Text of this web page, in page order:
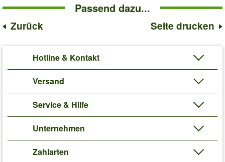
Passend dazu...
Zurück Seite drucken
Hotline & Kontakt
Versand
Service & Hilfe
Unternehmen
Zahlarten